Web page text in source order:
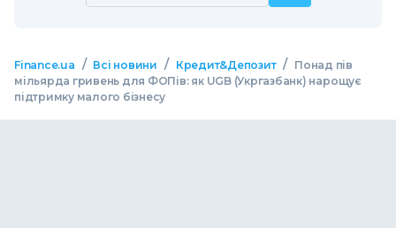
Finance.ua / Всі новини / Кредит&Депозит / Понад пів
мільярда гривень для ФОПів: як UGB (Укргазбанк) нарощує
підтримку малого бізнесу